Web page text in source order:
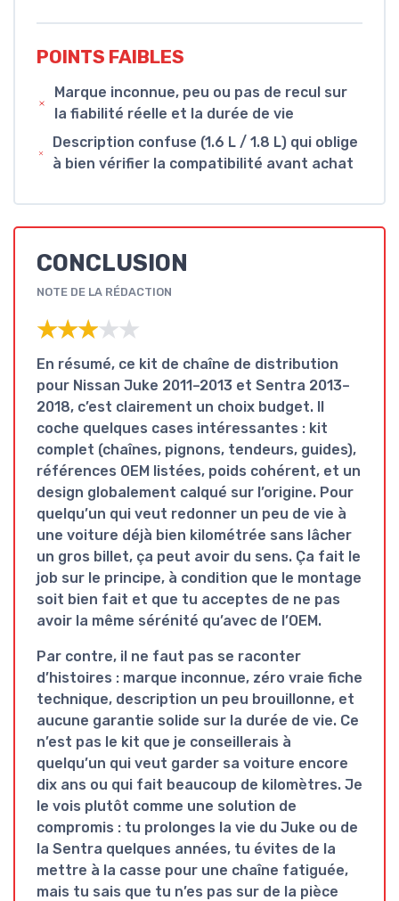
POINTS FAIBLES
Marque inconnue, peu ou pas de recul sur
la fiabilité réelle et la durée de vie
Description confuse (1.6 L / 1.8 L) qui oblige
à bien vérifier la compatibilité avant achat
CONCLUSION
NOTE DE LA RÉDACTION
★★★★★
★★★★★
En résumé, ce kit de chaîne de distribution
pour Nissan Juke 2011–2013 et Sentra 2013–
2018, c’est clairement un choix budget. Il
coche quelques cases intéressantes : kit
complet (chaînes, pignons, tendeurs, guides),
références OEM listées, poids cohérent, et un
design globalement calqué sur l’origine. Pour
quelqu’un qui veut redonner un peu de vie à
une voiture déjà bien kilométrée sans lâcher
un gros billet, ça peut avoir du sens. Ça fait le
job sur le principe, à condition que le montage
soit bien fait et que tu acceptes de ne pas
avoir la même sérénité qu’avec de l’OEM.
Par contre, il ne faut pas se raconter
d’histoires : marque inconnue, zéro vraie fiche
technique, description un peu brouillonne, et
aucune garantie solide sur la durée de vie. Ce
n’est pas le kit que je conseillerais à
quelqu’un qui veut garder sa voiture encore
dix ans ou qui fait beaucoup de kilomètres. Je
le vois plutôt comme une solution de
compromis : tu prolonges la vie du Juke ou de
la Sentra quelques années, tu évites de la
mettre à la casse pour une chaîne fatiguée,
mais tu sais que tu n’es pas sur de la pièce